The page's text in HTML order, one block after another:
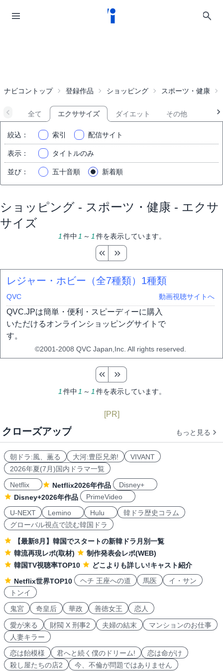
ナビコントップ 登録作品 ショッピング スポーツ・健康
全て エクササイズ ダイエット その他
絞込 ： 索引 配信サイト
表示 ： タイトルのみ
並び ： 五十音順 新着順
ショッピング - スポーツ・健康 - エクサ
サイズ
1 件中 1 ～ 1 件を表示しています。
レジャー・ホビー（全7種類） 1種類
QVC 動画視聴サイトへ
QVC.JPは簡単・便利・スピーディーに購入
いただけるオンラインショッピングサイトで
す。
©2001-2008 QVC Japan,Inc. All rights reserved.
1 件中 1 ～ 1 件を表示しています。
[PR]
クローズアップ もっと見る
朝ドラ:風、薫る 大河:豊臣兄弟!
VIVANT
2026年夏(7月)国内ドラマ一覧
Netflix
Netflix2026年作品
Disney+
Disney+2026年作品
PrimeVideo
U-NEXT
Lemino Hulu
韓ドラ歴史コラム
グローバル視点で読む韓国ドラ
【最新8月】韓国でスタートの新韓ドラ月別一覧
韓流再現レポ(取材)
制作発表会レポ(WEB)
韓国TV視聴率TOP10
どこよりも詳しい!キャスト紹介
Netflix世界TOP10
ヘチ 王座への道 馬医
イ・サン
トンイ
鬼宮
奇皇后 華政 善徳女王 恋人
愛が来る 財閥 X 刑事2 夫婦の結末
マンションのお仕事
人妻キラー
恋は飴模様
君へと続く僕のドリーム!
恋は命がけ
殺し屋たちの店2
今、不倫が問題ではありません